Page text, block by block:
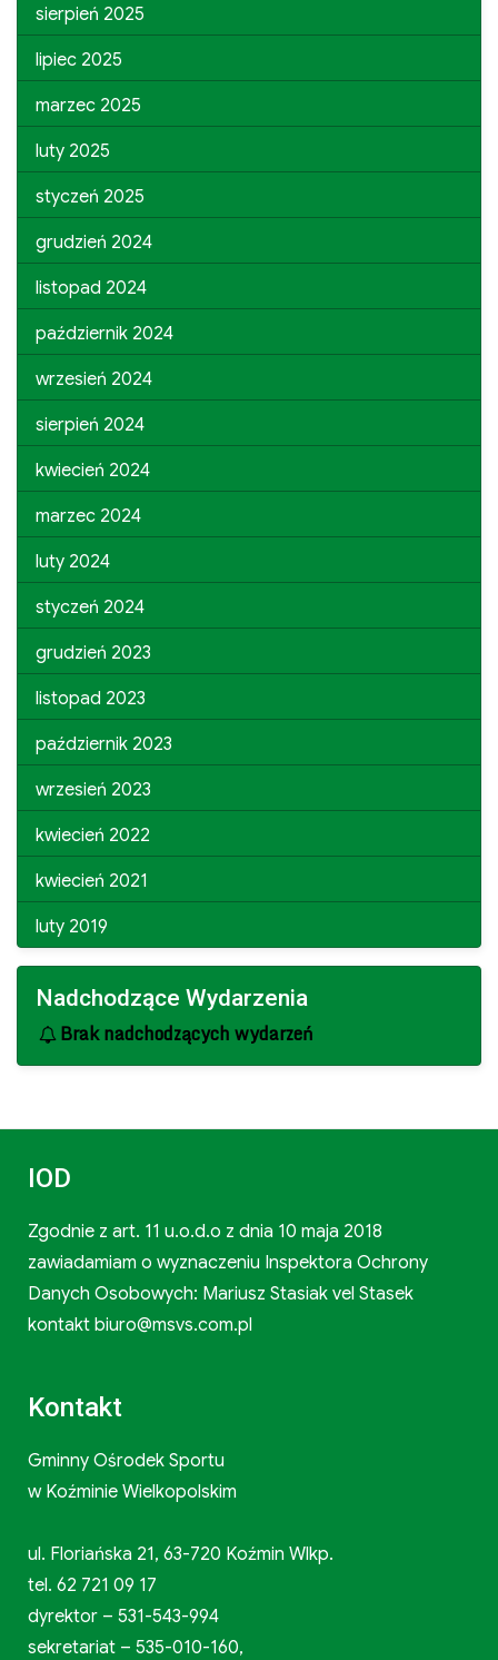
sierpień 2025
lipiec 2025
marzec 2025
luty 2025
styczeń 2025
grudzień 2024
listopad 2024
październik 2024
wrzesień 2024
sierpień 2024
kwiecień 2024
marzec 2024
luty 2024
styczeń 2024
grudzień 2023
listopad 2023
październik 2023
wrzesień 2023
kwiecień 2022
kwiecień 2021
luty 2019
Nadchodzące Wydarzenia
Brak nadchodzących wydarzeń
IOD
Zgodnie z art. 11 u.o.d.o z dnia 10 maja 2018
zawiadamiam o wyznaczeniu Inspektora Ochrony
Danych Osobowych: Mariusz Stasiak vel Stasek
kontakt biuro@msvs.com.pl
Kontakt
Gminny Ośrodek Sportu
w Koźminie Wielkopolskim
ul. Floriańska 21, 63-720 Koźmin Wlkp.
tel. 62 721 09 17
dyrektor – 531-543-994
sekretariat – 535-010-160,